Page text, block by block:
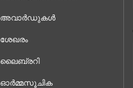
അവാർഡുകൾ
ശേഖരം
ലൈബ്രറി
ഓർമ്മസൂചിക